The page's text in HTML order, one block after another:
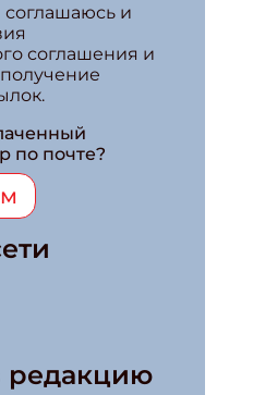
соглашаюсь и
соглашения и
по почте?
редакцию